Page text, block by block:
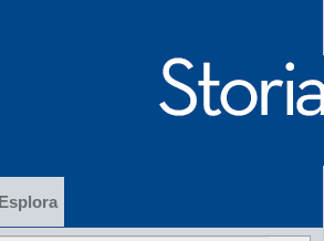
Esplora